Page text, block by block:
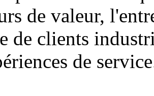
de valeur,
de clients
de